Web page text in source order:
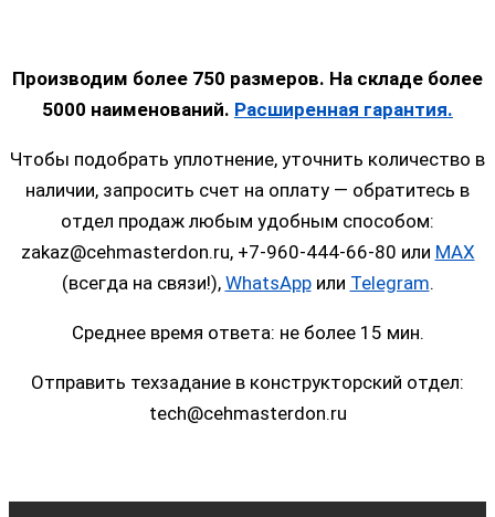
Производим более 750 размеров. На складе более
5000 наименований. Расширенная гарантия.
Чтобы подобрать уплотнение, уточнить количество в
наличии, запросить счет на оплату — обратитесь в
отдел продаж любым удобным способом:
zakaz@cehmasterdon.ru, +7-960-444-66-80 или MAX
(всегда на связи!), WhatsAppили Telegram.
Среднее время ответа: не более 15 мин.
Отправить техзадание в конструкторский отдел:
tech@cehmasterdon.ru